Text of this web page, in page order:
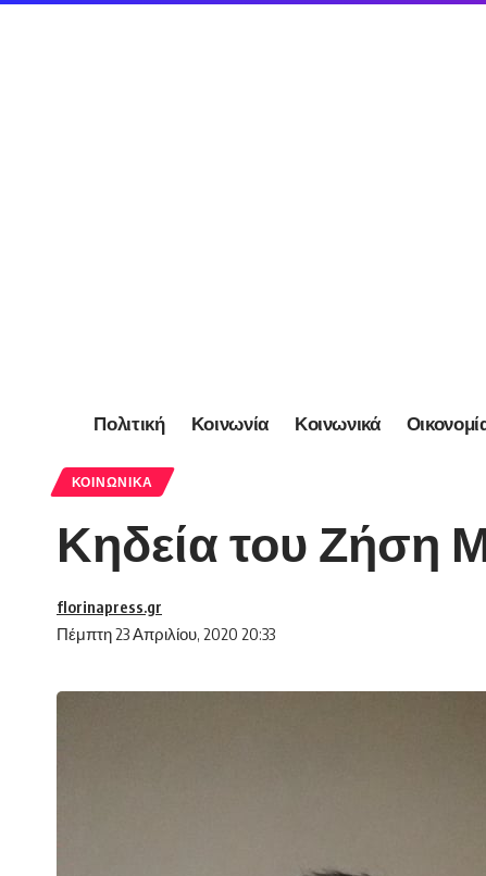
Πολιτική Κοινωνία Κοινωνικά
ΚΟΙΝΩΝΙΚΆ
Κηδεία του Ζήση
Πέμπτη 23 Απριλίου, 2020 20:33
florinapress.gr